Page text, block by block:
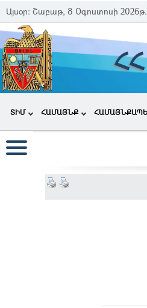
Այսօր: Շաբաթ, 8 Օգոստոսի 2026թ.
ՏԻՄ ՀԱՄԱՅՆՔ